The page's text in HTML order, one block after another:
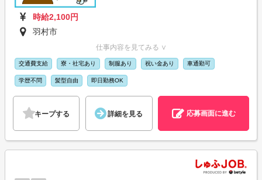
時給2,100円
羽村市
仕事内容を見てみる ∨
交通費支給 寮・社宅あり 制服あり 祝い金あり 車通勤可
学歴不問 髪型自由 即日勤務OK
キープする 詳細を見る 応募画面に進む